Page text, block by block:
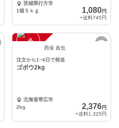
ん」 ５ｋｇ
茨城県行方市
1箱５ｋｇ
1,080円
+送料745円
注
文
受
付
停
止 西保 真也
注文から1~4日で発送
ゴボウ2kg
北海道帯広市
2kg
2,376円
+送料1,325円